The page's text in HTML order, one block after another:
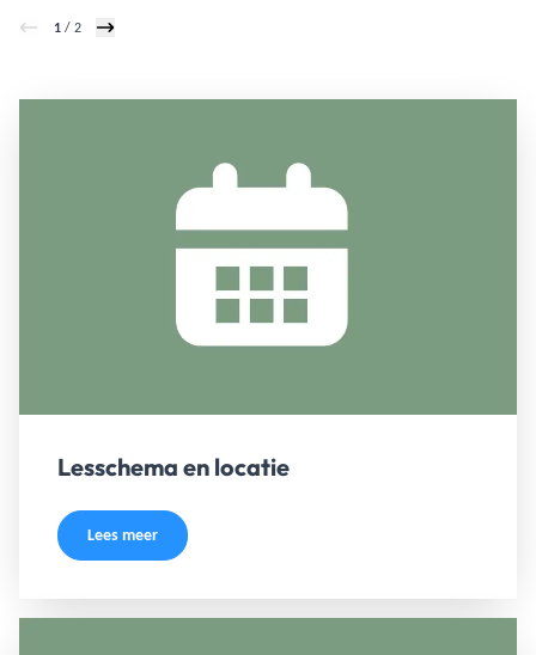
1/ 2
Lesschema en locatie
Lees meer